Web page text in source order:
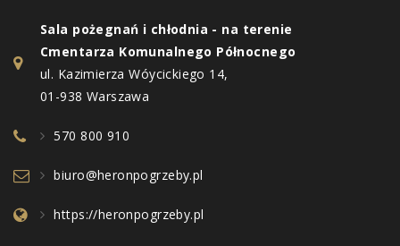
Sala pożegnań i chłodnia - na terenie
Cmentarza Komunalnego Północnego
ul. Kazimierza Wóycickiego 14,
01-938 Warszawa
570 800 910
biuro@heronpogrzeby.pl
https://heronpogrzeby.pl